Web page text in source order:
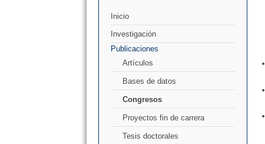
Inicio
Investigación
Publicaciones
Artículos
Bases de datos
Congresos
Proyectos fin de carrera
Tesis doctorales